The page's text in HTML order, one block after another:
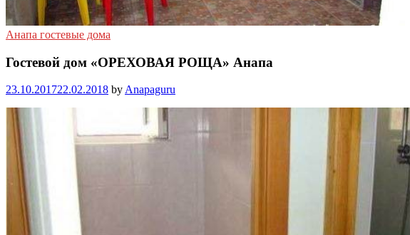
Анапа гостевые дома
Гостевой дом «ОРЕХОВАЯ РОЩА» Анапа
23.10.201722.02.2018 by Anapaguru